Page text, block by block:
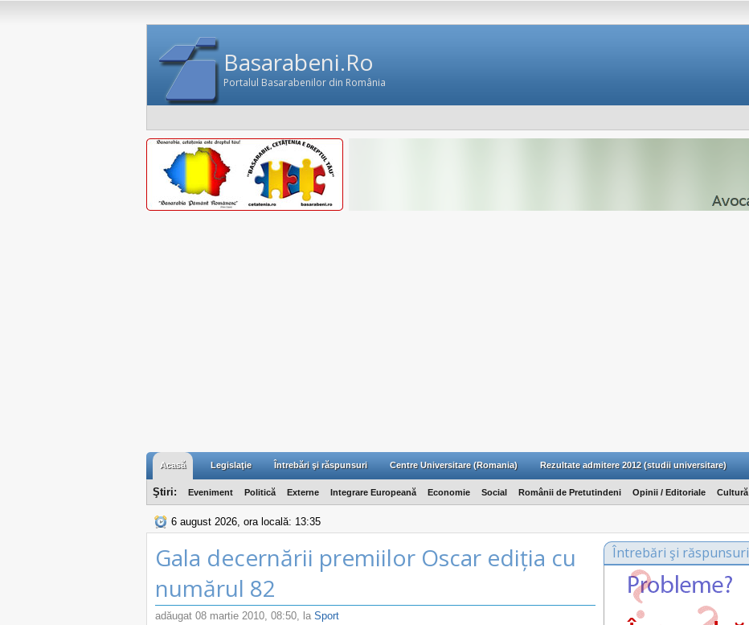
Basarabeni.Ro
Portalul Basarabenilor din România
Acasă Legislaţie Întrebări şi răspunsuri Centre Universitare (Romania) Rezultate admitere 2012 (studii universitare)
Ştiri: Eveniment Politică Externe Integrare Europeană Economie Social Românii de Pretutindeni Opinii / Editoriale Cultură
6 august 2026, ora locală: 13:35
Gala decernării premiilor Oscar ediția cu
numărul 82
adăugat 08 martie 2010, 08:50, la Sport
Întrebări şi răspunsuri